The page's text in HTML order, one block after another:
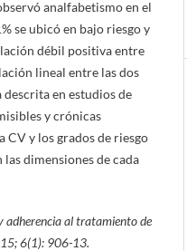
analfabetismo en el
se ubicó en bajo riesgo y
débil positiva entre
lineal entre las dos
descrita en estudios de
y crónicas
CV y los grados de riesgo
dimensiones de cada
adherencia al tratamiento de
6(1): 906-13.